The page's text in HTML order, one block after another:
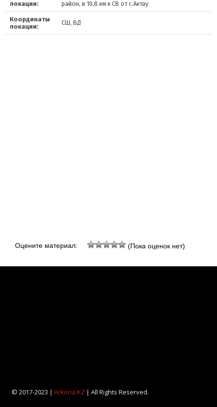
локации:
район, в 10,8 км к СВ от с.Актау
Координаты
локации:
СШ, ВД
Оцените материал: (Пока оценок нет)
© 2017-2023 | Arkona KZ| All Rights Reserved.